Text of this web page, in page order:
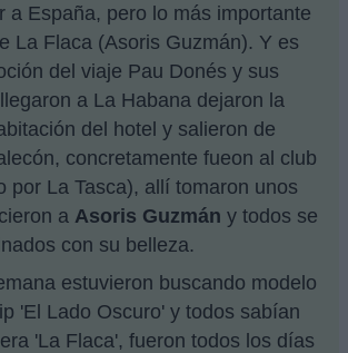
a España, pero lo más importante
La Flaca (Asoris Guzmán). Y es
del viaje Pau Donés y sus
a La Habana dejaron la
del hotel y salieron de
concretamente fueon al club
por La Tasca), allí tomaron unos
a Asoris Guzmán y todos se
con su belleza.
estuvieron buscando modelo
'El Lado Oscuro' y todos sabían
'La Flaca', fueron todos los días